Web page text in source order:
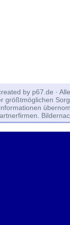
by p67.de ·
größtmöglichen